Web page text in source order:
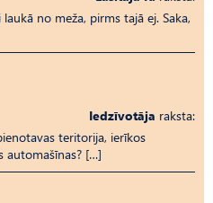
no meža, pirms tajā ej. Saka,
Iedzīvotāja raksta:
teritorija, ierīkos
automašīnas? […]